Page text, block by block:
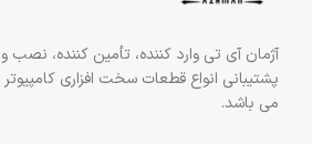
آژمان آی تی وارد کننده، تأمین کننده، نصب و
پشتیبانی انواع قطعات سخت افزاری
می باشد.